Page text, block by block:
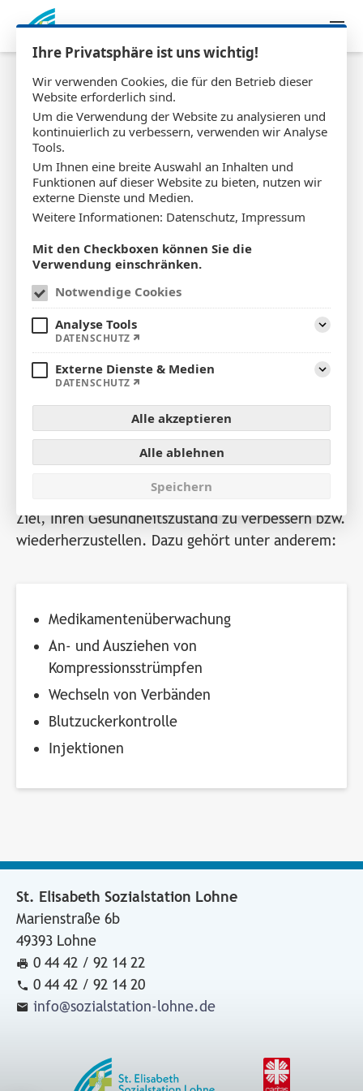
Behandlungspflege
Sie benötigen Hilfe und Unterstützung bei ärztlich
verordneten Behandlungen?
Wir versorgen Sie gemäß den ärztlichen
Anordnungen mit der Abstimmung Ihres
behandelnden Arztes.
Unser System der aktivierenden Pflege hat zum
Ziel, Ihren Gesundheitszustand zu verbessern bzw.
wiederherzustellen. Dazu gehört unter anderem:
Medikamentenüberwachung
An- und Ausziehen von
Kompressionsstrümpfen
Wechseln von Verbänden
Blutzuckerkontrolle
Injektionen
St. Elisabeth Sozialstation Lohne
Marienstraße 6b
49393 Lohne
0 44 42 / 92 14 22
0 44 42 / 92 14 20
info@sozialstation-lohne.de
Ihre Privatsphäre ist uns wichtig!
Wir verwenden Cookies, die für den Betrieb dieser
Website erforderlich sind.
Um die Verwendung der Website zu analysieren und
kontinuierlich zu verbessern, verwenden wir Analyse
Tools.
Um Ihnen eine breite Auswahl an Inhalten und
Funktionen auf dieser Website zu bieten, nutzen wir
externe Dienste und Medien.
Weitere Informationen: Datenschutz, Impressum
Mit den Checkboxen können Sie die
Verwendung einschränken.
Notwendige Cookies
Analyse Tools
DATENSCHUTZ
Externe Dienste & Medien
DATENSCHUTZ
Alle akzeptieren
Alle ablehnen
Speichern